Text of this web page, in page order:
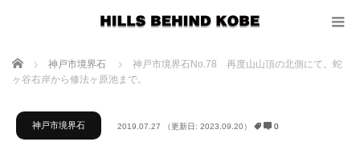
ホーム 神戸市境界石
神戸市境界石No.78 再度山山頂の北側にて。蛇
ヶ谷右岸から修法ヶ原池まで。
神戸市境界石 2019.07.27 （更新日: 2023.09.20） 0